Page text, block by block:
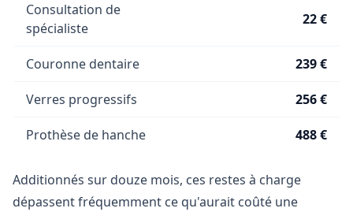
Consultation de
spécialiste
22 €
Couronne dentaire 239 €
Verres progressifs 256 €
Prothèse de hanche 488 €
Additionnés sur douze mois, ces restes à charge
dépassent fréquemment ce qu'aurait coûté une